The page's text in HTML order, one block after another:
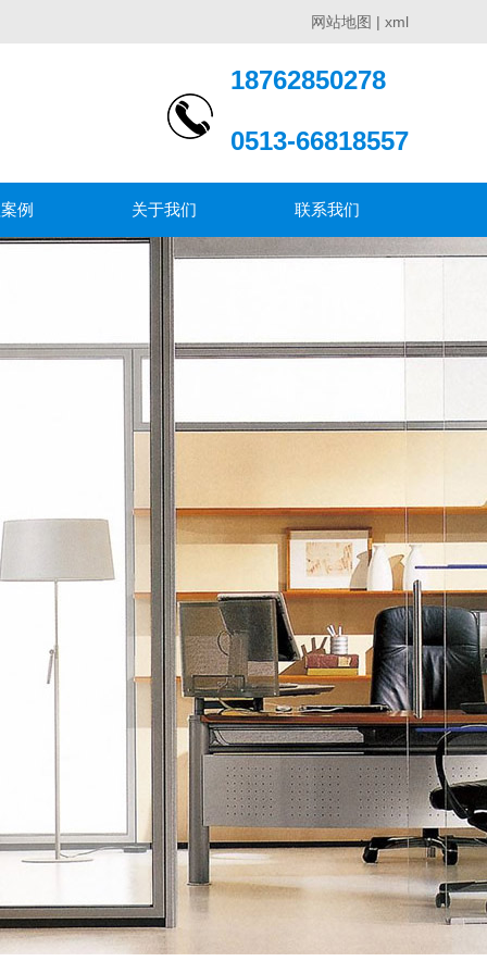
网站地图 | xml
18762850278
0513-66818557
例 关于我们 联系我们